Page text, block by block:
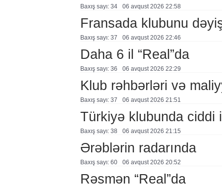
Baxış sayı: 34 06 avqust 2026 22:58
Fransada klubunu
Baxış sayı: 37 06 avqust 2026 22:46
Daha 6 il “Real”da
Baxış sayı: 36 06 avqust 2026 22:29
Klub rəhbərləri və
Baxış sayı: 37 06 avqust 2026 21:51
Türkiyə klubunda ciddi
Baxış sayı: 38 06 avqust 2026 21:15
Ərəblərin radarında
Baxış sayı: 60 06 avqust 2026 20:52
Rəsmən “Real”da